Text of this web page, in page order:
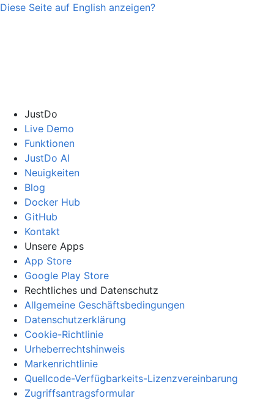
Diese Seite auf English anzeigen?
JustDo
Live Demo
Funktionen
JustDo AI
Neuigkeiten
Blog
Docker Hub
GitHub
Kontakt
Unsere Apps
App Store
Google Play Store
Rechtliches und Datenschutz
Allgemeine Geschäftsbedingungen
Datenschutzerklärung
Cookie-Richtlinie
Urheberrechtshinweis
Markenrichtlinie
Quellcode-Verfügbarkeits-Lizenzvereinbarung
Zugriffsantragsformular